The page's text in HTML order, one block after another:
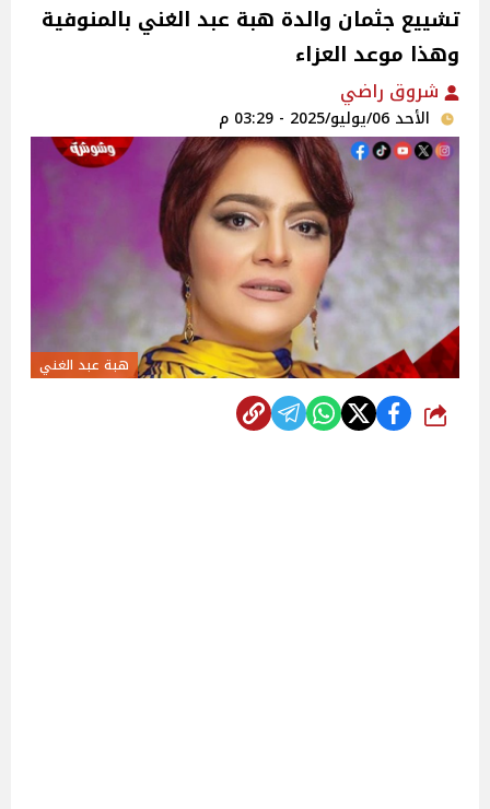
تشييع جثمان والدة هبة عبد الغني بالمنوفية
وهذا موعد العزاء‎
شروق راضي
الأحد 06/يوليو/2025 - 03:29 م
هبة عبد الغني
شارك